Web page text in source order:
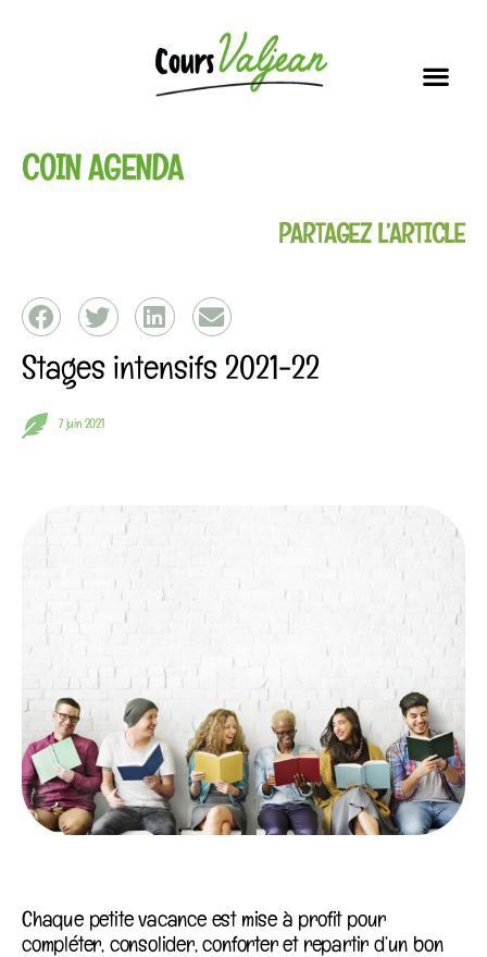
COIN AGENDA
PARTAGEZ L’ARTICLE
Stages intensifs 2021-22
7 juin 2021
Chaque petite vacance est mise à profit pour
compléter, consolider, conforter et repartir d’un bon